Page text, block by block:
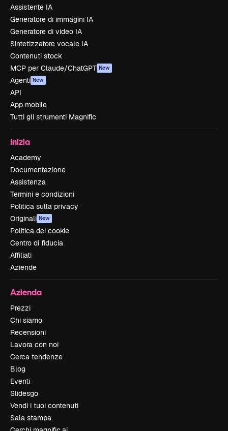
Assistente IA
Generatore di immagini IA
Generatore di video IA
Sintetizzatore vocale IA
Contenuti stock
MCP per Claude/ChatGPT New
Agenti New
API
App mobile
Tutti gli strumenti Magnific
Inizia
Academy
Documentazione
Assistenza
Termini e condizioni
Politica sulla privacy
Originali New
Politica dei cookie
Centro di fiducia
Affiliati
Aziende
Azienda
Prezzi
Chi siamo
Recensioni
Lavora con noi
Cerca tendenze
Blog
Eventi
Slidesgo
Vendi i tuoi contenuti
Sala stampa